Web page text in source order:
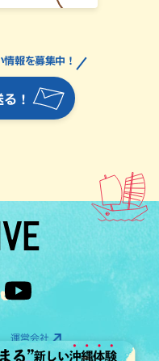
る！
報を募集中！
運営会社